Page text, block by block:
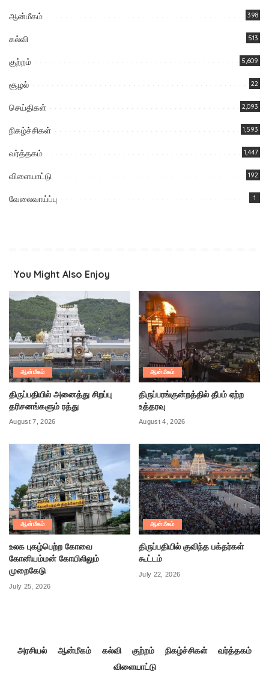
ஆன்மீகம் 398
கல்வி 513
குற்றம் 5,609
சூழல் 22
செய்திகள் 2,093
நிகழ்ச்சிகள் 1,593
வர்த்தகம் 1,447
விளையாட்டு 192
வேலைவாய்ப்பு 1
You Might Also Enjoy
ஆன்மீகம்
திருப்பதியில் அனைத்து சிறப்பு
தரிசனங்களும் ரத்து
August 7, 2026
ஆன்மீகம்
திருப்பரங்குன்றத்தில் தீபம் ஏற்ற
உத்தரவு
August 4, 2026
ஆன்மீகம்
உலக புகழ்பெற்ற கோவை
கோனியம்மன் கோயிலிலும்
முறைகேடு
July 25, 2026
ஆன்மீகம்
திருப்பதியில் குவிந்த பக்தர்கள்
கூட்டம்
July 22, 2026
அரசியல் ஆன்மீகம் கல்வி குற்றம் நிகழ்ச்சிகள்
வர்த்தகம்
விளையாட்டு